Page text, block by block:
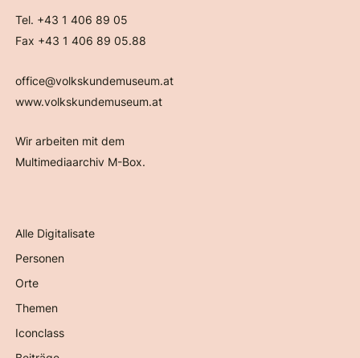
Tel. +43 1 406 89 05
Fax +43 1 406 89 05.88
office@volkskundemuseum.at
www.volkskundemuseum.at
Wir arbeiten mit dem
Multimediaarchiv M-Box.
Alle Digitalisate
Personen
Orte
Themen
Iconclass